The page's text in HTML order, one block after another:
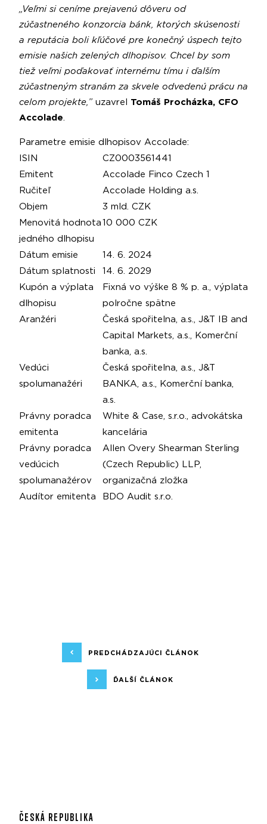
„Veľmi si ceníme prejavenú dôveru od
zúčastneného konzorcia bánk, ktorých skúsenosti
a reputácia boli kľúčové pre konečný úspech tejto
emisie našich zelených dlhopisov. Chcel by som
tiež veľmi poďakovať internému tímu i ďalším
zúčastneným stranám za skvele odvedenú prácu na
celom projekte,” uzavrel Tomáš Procházka, CFO
Accolade
Parametre emisie dlhopisov Accolade:
ISIN
CZ0003561441
Emitent
Accolade Finco Czech 1
Ručiteľ
Accolade Holding a.s.
Objem
3 mld. CZK
Menovitá hodnota
jedného dlhopisu
10 000 CZK
Dátum emisie
14. 6. 2024
Dátum splatnosti
14. 6. 2029
Kupón a výplata
dlhopisu
Fixná vo výške 8 % p. a., výplata
polročne spätne
Aranžéri
Česká spořitelna, a.s., J&T IB and
Capital Markets, a.s., Komerční
banka, a.s.
Vedúci
spolumanažéri
Česká spořitelna, a.s., J&T
BANKA, a.s., Komerční banka,
a.s.
Právny poradca
emitenta
White & Case, s.r.o., advokátska
kancelária
Právny poradca
vedúcich
spolumanažérov
Allen Overy Shearman Sterling
(Czech Republic) LLP,
organizačná zložka
Audítor emitenta
BDO Audit s.r.o.
PREDCHÁDZAJÚCI ČLÁNOK
ĎALŠÍ ČLÁNOK
ČESKÁ REPUBLIKA